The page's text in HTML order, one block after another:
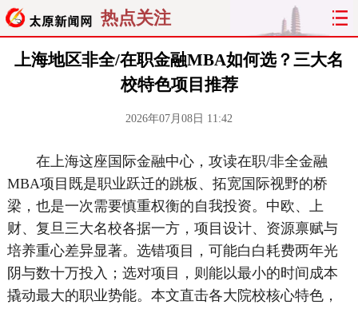
热点关注
上海地区非全/在职金融MBA如何选？三大名
校特色项目推荐
2026年07月08日 11:42
在上海这座国际金融中心，攻读在职/非全金融
MBA项目既是职业跃迁的跳板、拓宽国际视野的桥
梁，也是一次需要慎重权衡的自我投资。中欧、上
财、复旦三大名校各据一方，项目设计、资源禀赋与
培养重心差异显著。选错项目，可能白白耗费两年光
阴与数十万投入；选对项目，则能以最小的时间成本
撬动最大的职业势能。本文直击各大院校核心特色，